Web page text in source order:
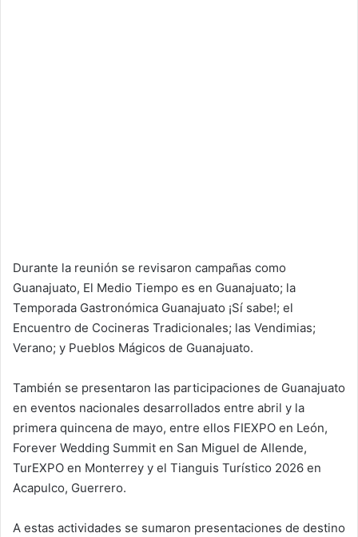
Durante la reunión se revisaron campañas como
Guanajuato, El Medio Tiempo es en Guanajuato; la
Temporada Gastronómica Guanajuato ¡Sí sabe!; el
Encuentro de Cocineras Tradicionales; las Vendimias;
Verano; y Pueblos Mágicos de Guanajuato.
También se presentaron las participaciones de Guanajuato
en eventos nacionales desarrollados entre abril y la
primera quincena de mayo, entre ellos FIEXPO en León,
Forever Wedding Summit en San Miguel de Allende,
TurEXPO en Monterrey y el Tianguis Turístico 2026 en
Acapulco, Guerrero.
A estas actividades se sumaron presentaciones de destino